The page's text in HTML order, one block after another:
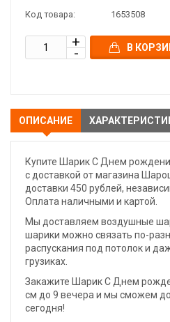
Код товара: 1653508
В
ОПИСАНИЕ
Купите Шарик С Днем
с доставкой от магазина
доставки 450 рублей,
Оплата наличными и картой.
Мы доставляем воздушные
шарики можно связать по-
распускания под потолок и
грузиках.
Закажите Шарик С Днем
см до 9 вечера и мы сможем
сегодня!